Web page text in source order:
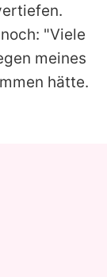
"Viele
meines
hätte.